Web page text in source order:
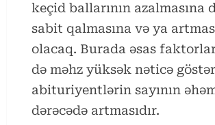
keçid ballarının azalmasına
sabit qalmasına və ya
olacaq. Burada əsas
də məhz yüksək nəticə
abituriyentlərin sayının
dərəcədə artmasıdır.